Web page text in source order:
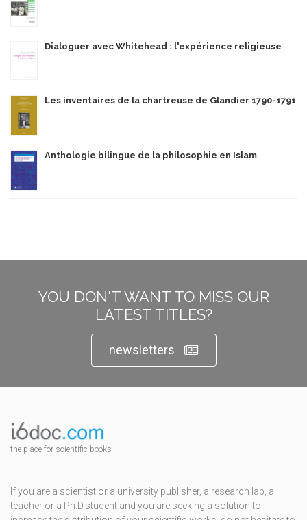
Dialoguer avec Whitehead : l'expérience religieuse
Les inventaires de la chartreuse de Glandier 1790-1791
Anthologie bilingue de la philosophie en Islam
YOU DON'T WANT TO MISS OUR
LATEST TITLES?
newsletters
the place for scientific books
If you are a scientist or a university publisher, a research lab, a
teacher or a Ph.D.student and you are seeking a solution to